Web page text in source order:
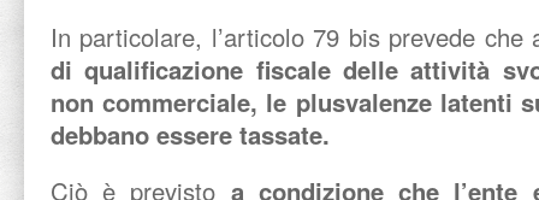
In particolare, l’articolo 79 bis prevede che
di qualificazione fiscale delle attività
non commerciale, le plusvalenze latenti
debbano essere tassate.
Ciò è previsto a condizione che l’ente